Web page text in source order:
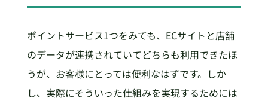
ポイントサービス1つをみても、ECサイトと店舗
のデータが連携されていてどちらも利用できたほ
うが、お客様にとっては便利なはずです。しか
し、実際にそういった仕組みを実現するためには